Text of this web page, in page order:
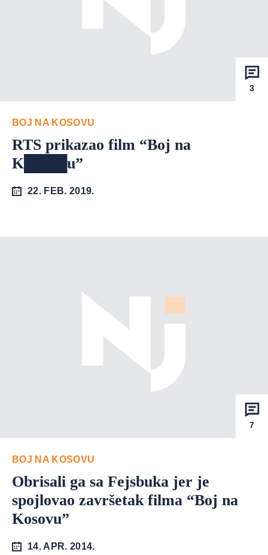
3
BOJ NA KOSOVU
RTS prikazao film “Boj na
K████u”
22. FEB. 2019.
7
BOJ NA KOSOVU
Obrisali ga sa Fejsbuka jer je
spojlovao završetak filma “Boj na
Kosovu”
14. APR. 2014.